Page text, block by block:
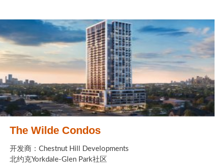
The Wilde Condos
开发商：Chestnut Hill Developments
北约克Yorkdale-Glen Park社区